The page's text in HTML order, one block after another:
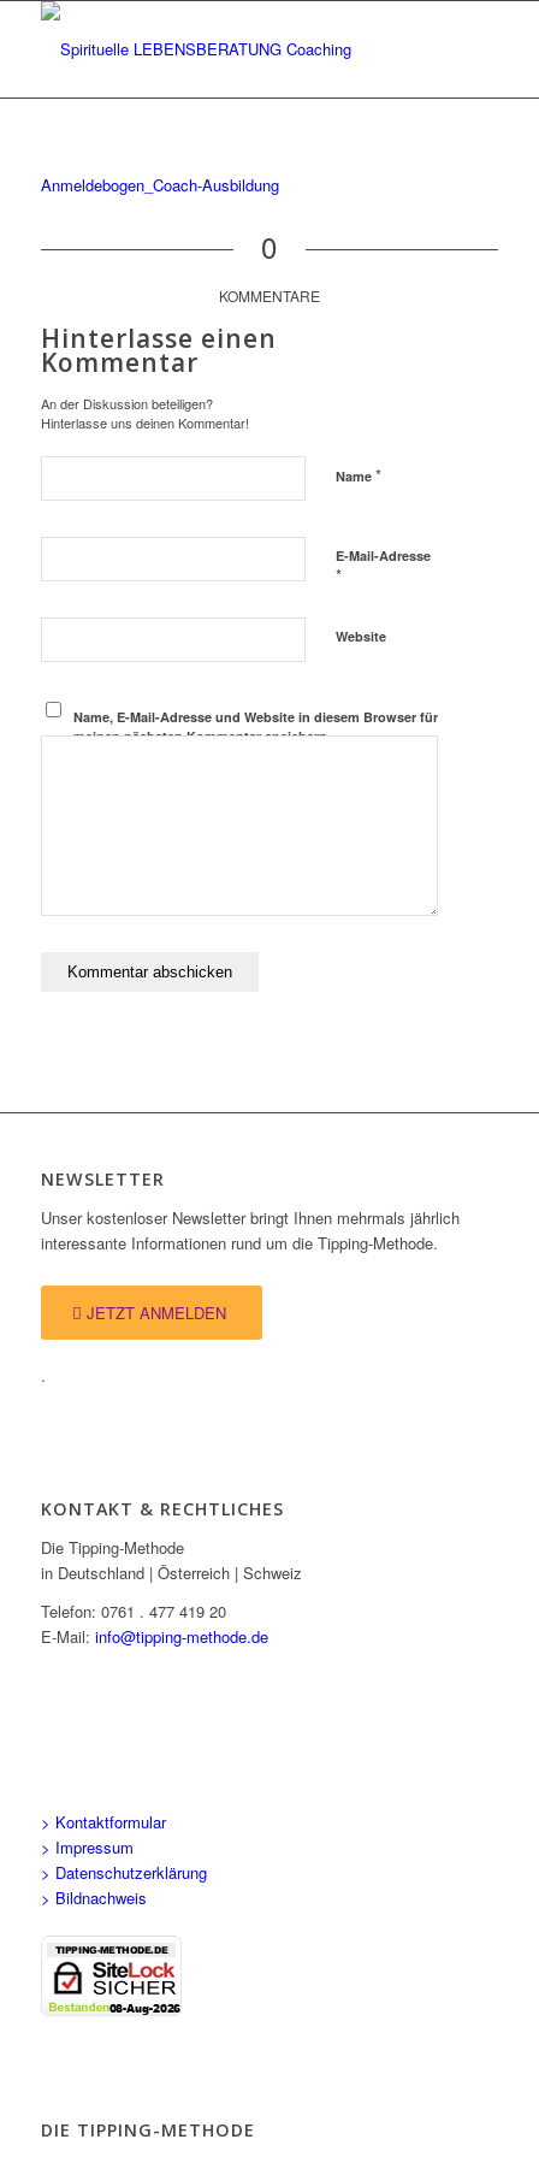
Anmeldebogen_Coach-Ausbildung
0
KOMMENTARE
Hinterlasse einen
Kommentar
An der Diskussion beteiligen?
Hinterlasse uns deinen Kommentar!
Name *
E-Mail-Adresse
*
Website
Name, E-Mail-Adresse und Website in diesem Browser für
meinen nächsten Kommentar speichern.
NEWSLETTER
Unser kostenloser Newsletter bringt Ihnen mehrmals jährlich
interessante Informationen rund um die Tipping-Methode.
JETZT ANMELDEN
.
KONTAKT & RECHTLICHES
Die Tipping-Methode
in Deutschland | Österreich | Schweiz
Telefon: 0761 . 477 419 20
E-Mail: info@tipping-methode.de
> Kontaktformular
> Impressum
> Datenschutzerklärung
> Bildnachweis
DIE TIPPING-METHODE